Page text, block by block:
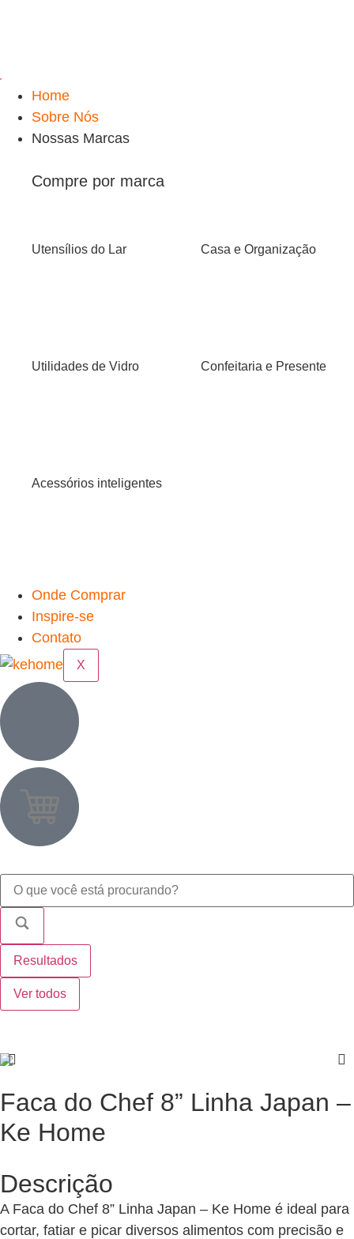
Home
Sobre Nós
Nossas Marcas
Compre por marca
Utensílios do Lar Casa e Organização
Utilidades de Vidro Confeitaria e Presente
Acessórios inteligentes
Onde Comprar
Inspire-se
Contato
X
Resultados
Ver todos
Faca do Chef 8” Linha Japan –
Ke Home
Descrição
A Faca do Chef 8” Linha Japan – Ke Home é ideal para
cortar, fatiar e picar diversos alimentos com precisão e